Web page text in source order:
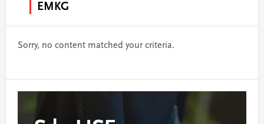
EMKG
Sorry, no content matched your criteria.
Primary
Sidebar